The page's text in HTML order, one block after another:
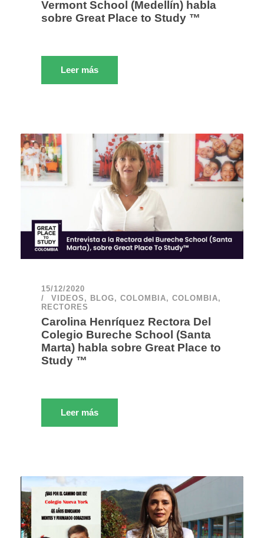
Vermont School (Medellín) habla
sobre Great Place to Study ™
Leer más
15/12/2020
VIDEOS , BLOG, COLOMBIA, COLOMBIA,
RECTORES
Carolina Henríquez Rectora Del
Colegio Bureche School (Santa
Marta) habla sobre Great Place to
Study ™
Leer más